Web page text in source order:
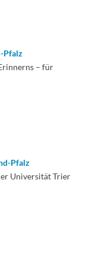
Pfalz
– für
Pfalz
Universität Trier